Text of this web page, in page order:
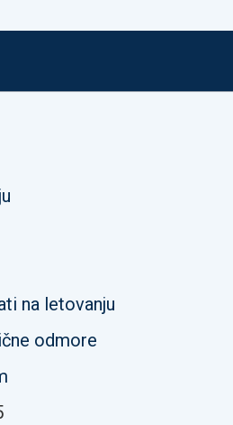
na letovanju
odmore